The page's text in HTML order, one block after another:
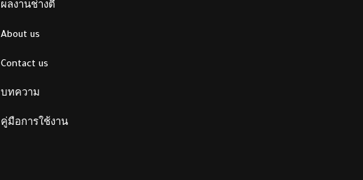
ผลงานช่างตี๋
About us
Contact us
บทความ
คู่มือการใช้งาน